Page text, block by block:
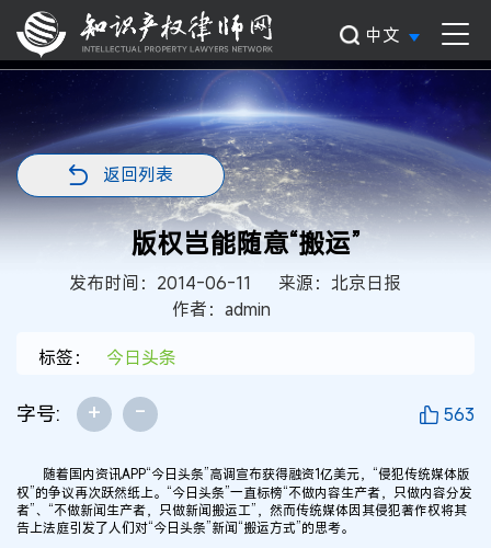
中文
返回列表
版权岂能随意“搬运”
发布时间：2014-06-11
来源：北京日报
作者：admin
标签：
今日头条
字号: + - 563
随着国内资讯APP“今日头条”高调宣布获得融资1亿美元，“侵犯传统媒体版
权”的争议再次跃然纸上。“今日头条”一直标榜“不做内容生产者，只做内容分发
者”、“不做新闻生产者，只做新闻搬运工”，然而传统媒体因其侵犯著作权将其
告上法庭引发了人们对“今日头条”新闻“搬运方式”的思考。